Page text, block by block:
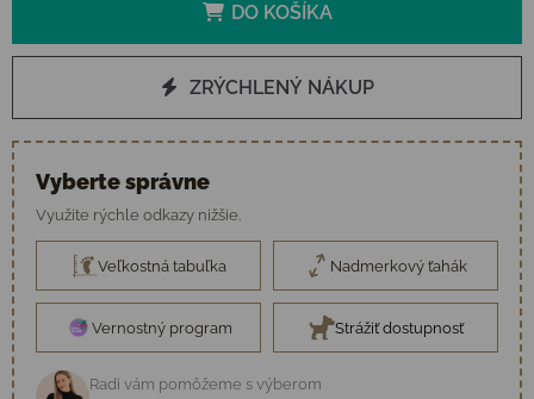
DO KOŠÍKA
ZRÝCHLENÝ NÁKUP
Vyberte správne
Využite rýchle odkazy nižšie.
Veľkostná tabuľka Nadmerkový ťahák
Vernostný program Strážiť dostupnosť
Radi vám pomôžeme s výberom